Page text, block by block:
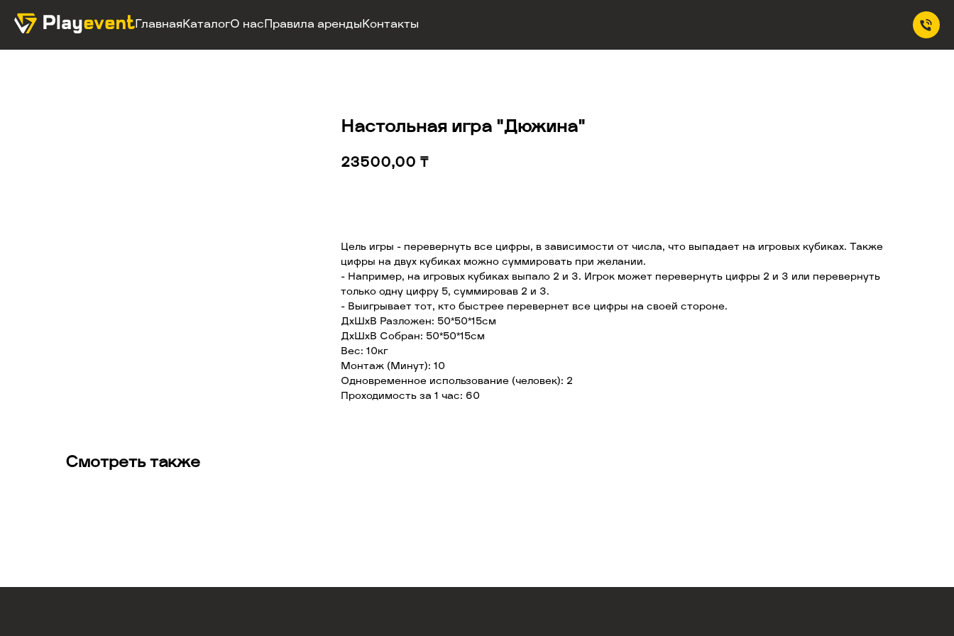
Главная КаталогО нас Правила аренды Контакты
Настольная игра "Дюжина"
23500,00 ₸
Цель игры - перевернуть все цифры, в зависимости от числа, что выпадает на игровых кубиках. Также
цифры на двух кубиках можно суммировать при желании.
- Например, на игровых кубиках выпало 2 и 3. Игрок может перевернуть цифры 2 и 3 или перевернуть
только одну цифру 5, суммировав 2 и 3.
- Выигрывает тот, кто быстрее перевернет все цифры на своей стороне.
ДхШхВ Разложен: 50*50*15см
ДхШхВ Собран: 50*50*15см
Вес: 10кг
Монтаж (Минут): 10
Одновременное использование (человек): 2
Проходимость за 1 час: 60
Смотреть также